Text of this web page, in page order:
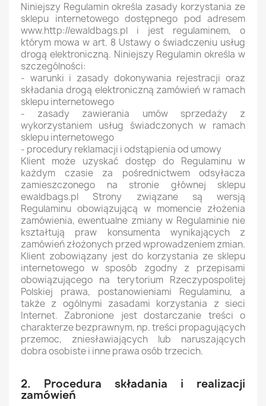
Niniejszy Regulamin określa zasady korzystania ze
sklepu internetowego dostępnego pod adresem
www.http://ewaldbags.pl i jest regulaminem, o
którym mowa w art. 8 Ustawy o świadczeniu usług
drogą elektroniczną. Niniejszy Regulamin określa w
szczególności:
- warunki i zasady dokonywania rejestracji oraz
składania drogą elektroniczną zamówień w ramach
sklepu internetowego
- zasady zawierania umów sprzedaży z
wykorzystaniem usług świadczonych w ramach
sklepu internetowego
- procedury reklamacji i odstąpienia od umowy
Klient może uzyskać dostęp do Regulaminu w
każdym czasie za pośrednictwem odsyłacza
zamieszczonego na stronie głównej sklepu
ewaldbags.pl Strony związane są wersją
Regulaminu obowiązującą w momencie złożenia
zamówienia, ewentualne zmiany w Regulaminie nie
kształtują praw konsumenta wynikających z
zamówień złożonych przed wprowadzeniem zmian.
Klient zobowiązany jest do korzystania ze sklepu
internetowego w sposób zgodny z przepisami
obowiązującego na terytorium Rzeczypospolitej
Polskiej prawa, postanowieniami Regulaminu, a
także z ogólnymi zasadami korzystania z sieci
Internet. Zabronione jest dostarczanie treści o
charakterze bezprawnym, np. treści propagujących
przemoc, zniesławiających lub naruszających
dobra osobiste i inne prawa osób trzecich.
2. Procedura składania i realizacji
zamówień